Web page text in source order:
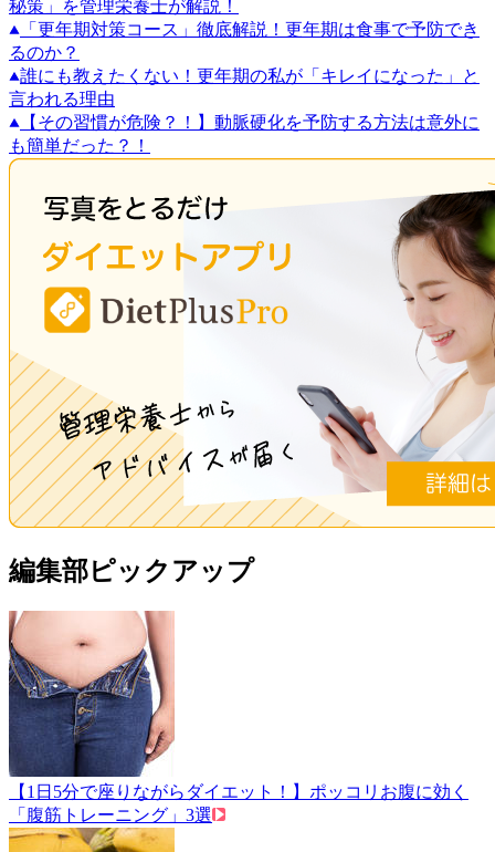
秘策」を管理栄養士が解説！
「更年期対策コース」徹底解説！更年期は食事で予防でき
るのか？
誰にも教えたくない！更年期の私が「キレイになった」と
言われる理由
【その習慣が危険？！】動脈硬化を予防する方法は意外に
も簡単だった？！
編集部ピックアップ
【1日5分で座りながらダイエット！】ポッコリお腹に効く
「腹筋トレーニング」3選